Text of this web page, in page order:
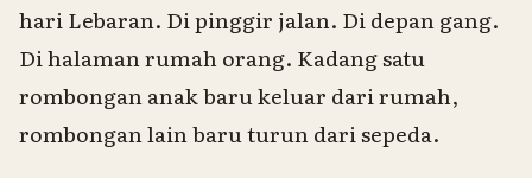
hari Lebaran. Di pinggir jalan. Di depan gang.
Di halaman rumah orang. Kadang satu
rombongan anak baru keluar dari rumah,
rombongan lain baru turun dari sepeda.